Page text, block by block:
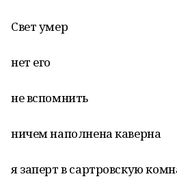
Свет умер
нет его
не вспомнить
ничем наполнена каверна
я заперт в сартровскую